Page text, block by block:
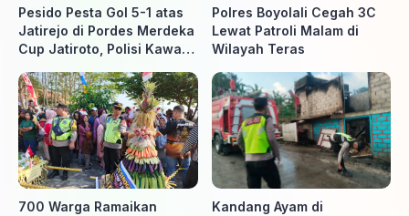
Pesido Pesta Gol 5-1 atas
Jatirejo di Pordes Merdeka
Cup Jatiroto, Polisi Kawal
Polres Boyolali Cegah 3C
Lewat Patroli Malam di
Wilayah Teras
700 Warga Ramaikan
Kandang Ayam di